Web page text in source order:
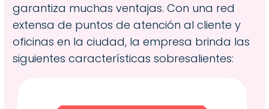
garantiza muchas ventajas. Con una red
extensa de puntos de atención al cliente y
oficinas en la ciudad, la empresa brinda las
siguientes características sobresalientes: